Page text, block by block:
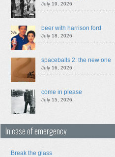
July 19, 2026
beer with harrison ford
July 18, 2026
spaceballs 2: the new one
July 16, 2026
come in please
July 15, 2026
In case of emergency
Break the glass